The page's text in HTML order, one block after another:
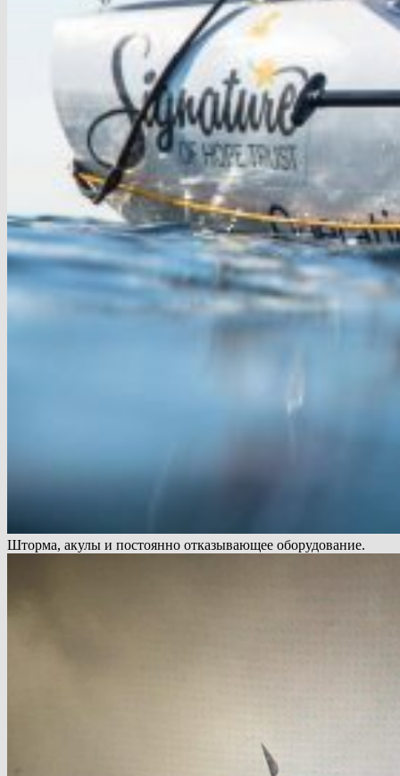
Шторма, акулы и постоянно отказывающее оборудование.